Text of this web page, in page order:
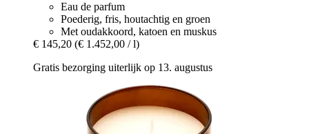
Eau de parfum
Poederig, fris, houtachtig en groen
Met oudakkoord, katoen en muskus
€ 145,20 (€ 1.452,00 / l)
Gratis bezorging uiterlijk op 13. augustus